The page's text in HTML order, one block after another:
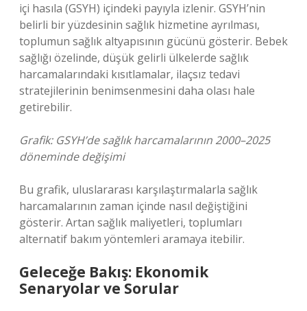
içi hasıla (GSYH) içindeki payıyla izlenir. GSYH’nin
belirli bir yüzdesinin sağlık hizmetine ayrılması,
toplumun sağlık altyapısının gücünü gösterir. Bebek
sağlığı özelinde, düşük gelirli ülkelerde sağlık
harcamalarındaki kısıtlamalar, ilaçsız tedavi
stratejilerinin benimsenmesini daha olası hale
getirebilir.
Grafik: GSYH’de sağlık harcamalarının 2000–2025
döneminde değişimi
Bu grafik, uluslararası karşılaştırmalarla sağlık
harcamalarının zaman içinde nasıl değiştiğini
gösterir. Artan sağlık maliyetleri, toplumları
alternatif bakım yöntemleri aramaya itebilir.
Geleceğe Bakış: Ekonomik
Senaryolar ve Sorular